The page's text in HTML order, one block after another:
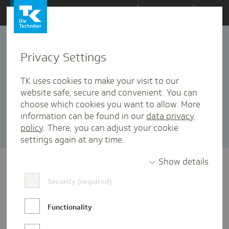
Zum
Inhalt
springen
Telemedizin
17 Artikel in dieser Kategorie enthalten
Sortieren nach: Datum Popularität
Privacy Settings
TK uses cookies to make your visit to our
website safe, secure and convenient. You can
choose which cookies you want to allow. More
information can be found in our data privacy
policy. There, you can adjust your cookie
settings again at any time.
Show details
Security (required)
Functionality